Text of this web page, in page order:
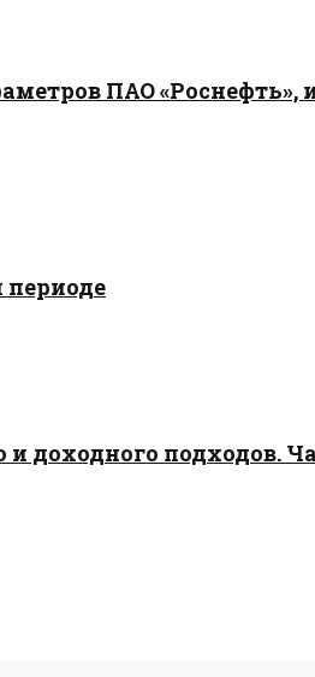
ПАО «Роснефть»,
доходного подходов.